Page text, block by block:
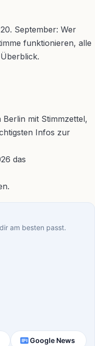
September: Wer
funktionieren, alle
das
am besten passt.
Google News